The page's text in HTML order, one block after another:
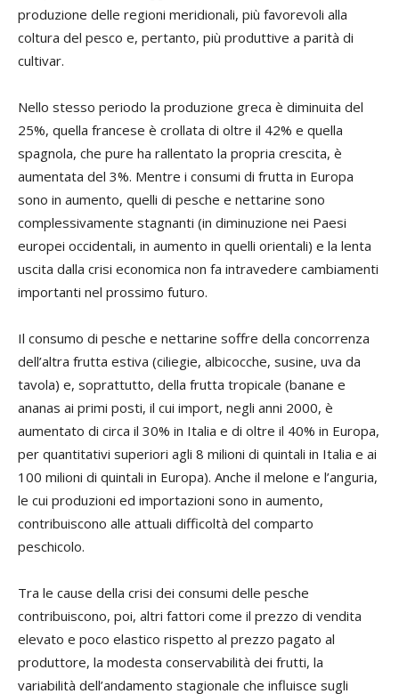
produzione delle regioni meridionali, più favorevoli alla
coltura del pesco e, pertanto, più produttive a parità di
cultivar.
Nello stesso periodo la produzione greca è diminuita del
25%, quella francese è crollata di oltre il 42% e quella
spagnola, che pure ha rallentato la propria crescita, è
aumentata del 3%. Mentre i consumi di frutta in Europa
sono in aumento, quelli di pesche e nettarine sono
complessivamente stagnanti (in diminuzione nei Paesi
europei occidentali, in aumento in quelli orientali) e la lenta
uscita dalla crisi economica non fa intravedere cambiamenti
importanti nel prossimo futuro.
Il consumo di pesche e nettarine soffre della concorrenza
dell’altra frutta estiva (ciliegie, albicocche, susine, uva da
tavola) e, soprattutto, della frutta tropicale (banane e
ananas ai primi posti, il cui import, negli anni 2000, è
aumentato di circa il 30% in Italia e di oltre il 40% in Europa,
per quantitativi superiori agli 8 milioni di quintali in Italia e ai
100 milioni di quintali in Europa). Anche il melone e l’anguria,
le cui produzioni ed importazioni sono in aumento,
contribuiscono alle attuali difficoltà del comparto
peschicolo.
Tra le cause della crisi dei consumi delle pesche
contribuiscono, poi, altri fattori come il prezzo di vendita
elevato e poco elastico rispetto al prezzo pagato al
produttore, la modesta conservabilità dei frutti, la
variabilità dell’andamento stagionale che influisce sugli